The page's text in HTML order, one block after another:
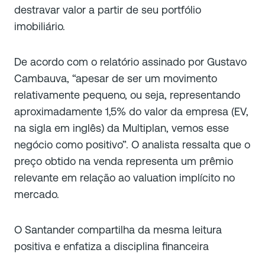
destravar valor a partir de seu portfólio
imobiliário.
De acordo com o relatório assinado por Gustavo
Cambauva, “apesar de ser um movimento
relativamente pequeno, ou seja, representando
aproximadamente 1,5% do valor da empresa (EV,
na sigla em inglês) da Multiplan, vemos esse
negócio como positivo”. O analista ressalta que o
preço obtido na venda representa um prêmio
relevante em relação ao valuation implícito no
mercado.
O Santander compartilha da mesma leitura
positiva e enfatiza a disciplina financeira